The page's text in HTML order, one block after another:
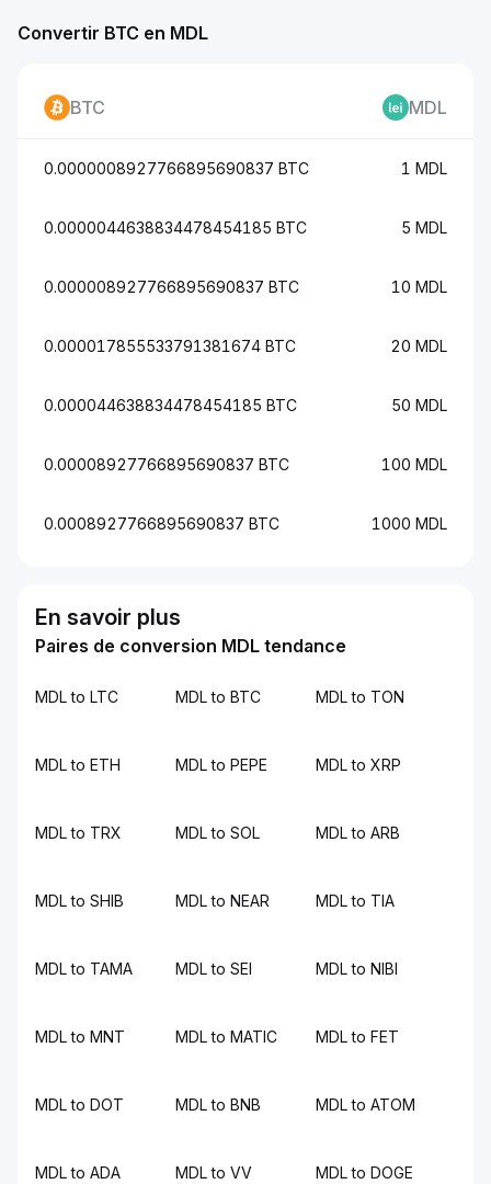
Convertir BTC en MDL
BTC MDL
0.0000008927766895690837 BTC 1 MDL
0.0000044638834478454185 BTC 5 MDL
0.000008927766895690837 BTC 10 MDL
0.000017855533791381674 BTC 20 MDL
0.000044638834478454185 BTC 50 MDL
0.00008927766895690837 BTC 100 MDL
0.0008927766895690837 BTC 1000 MDL
En savoir plus
Paires de conversion MDL tendance
MDL to LTC MDL to BTC MDL to TON
MDL to ETH MDL to PEPE MDL to XRP
MDL to TRX MDL to SOL MDL to ARB
MDL to SHIB MDL to NEAR MDL to TIA
MDL to TAMA MDL to SEI MDL to NIBI
MDL to MNT MDL to MATIC MDL to FET
MDL to DOT MDL to BNB MDL to ATOM
MDL to ADA MDL to VV MDL to DOGE